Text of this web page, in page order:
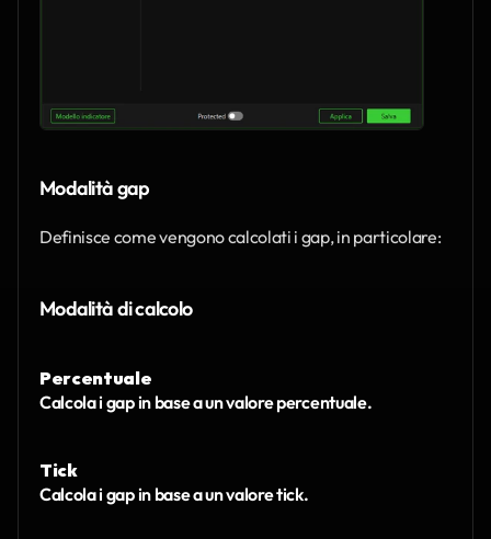
Modalità gap
Definisce come vengono calcolati i gap, in particolare:
Modalità di calcolo
Percentuale
Calcola i gap in base a un valore percentuale.
Tick
Calcola i gap in base a un valore tick.